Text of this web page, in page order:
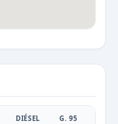
DIÉSEL G. 95